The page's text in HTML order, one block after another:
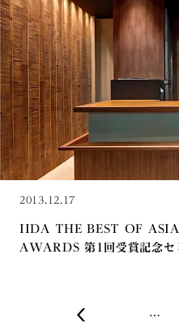
2013.12.17
IIDA THE BEST OF
AWARDS 第1回受賞記念セ
…